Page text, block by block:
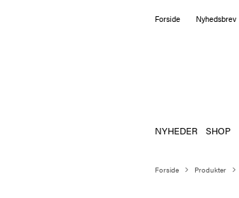
Forside Nyhedsbrev
NYHEDER SHOP
Forside Produkter